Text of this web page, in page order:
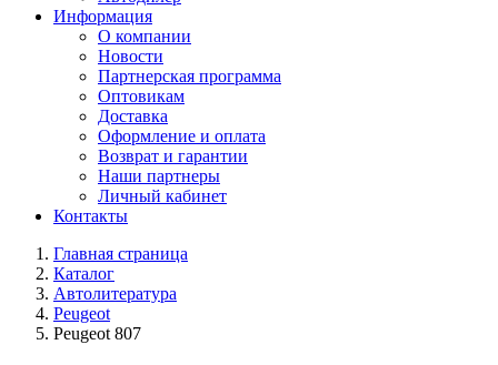
Информация
О компании
Новости
Партнерская программа
Оптовикам
Доставка
Оформление и оплата
Возврат и гарантии
Наши партнеры
Личный кабинет
Контакты
Главная страница
Каталог
Автолитература
Peugeot
Peugeot 807